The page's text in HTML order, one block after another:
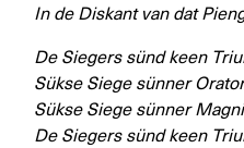
In de Diskant van dat
De Siegers sünd keen
Sükse Siege sünner
Sükse Siege sünner
De Siegers sünd keen